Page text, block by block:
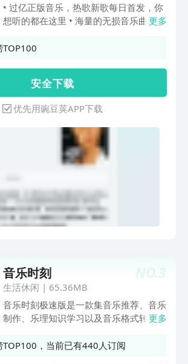
• 过亿正版音乐，热歌新歌每日首发，你
想听的都在这里 • 海量的无损音乐曲库，
客、儿童故事、助眠节目…沉浸式陪伴，
持数十万首热门英日韩泰歌曲的汉译音译
• 个性化推荐，全站依你的口味定制专属
音乐内容 • 车载互联，支持宝马、福特等
车型的车载应用 • 强大的搜索，歌手、专
辑、歌单、MV、类型、歌词、拼音、语
音多种搜索方式均支持
更多
TOP100
安 全 下 载
优先用豌豆荚APP下载
NO.3
音乐时刻
生活休闲 | 65.36MB
音乐时刻极速版是一款集音乐推荐、音乐
制作、乐理知识学习以及音乐格式转换于
丰富的音乐工具，帮助用户轻松探索音乐
更多
TOP100，当前已有440人订阅